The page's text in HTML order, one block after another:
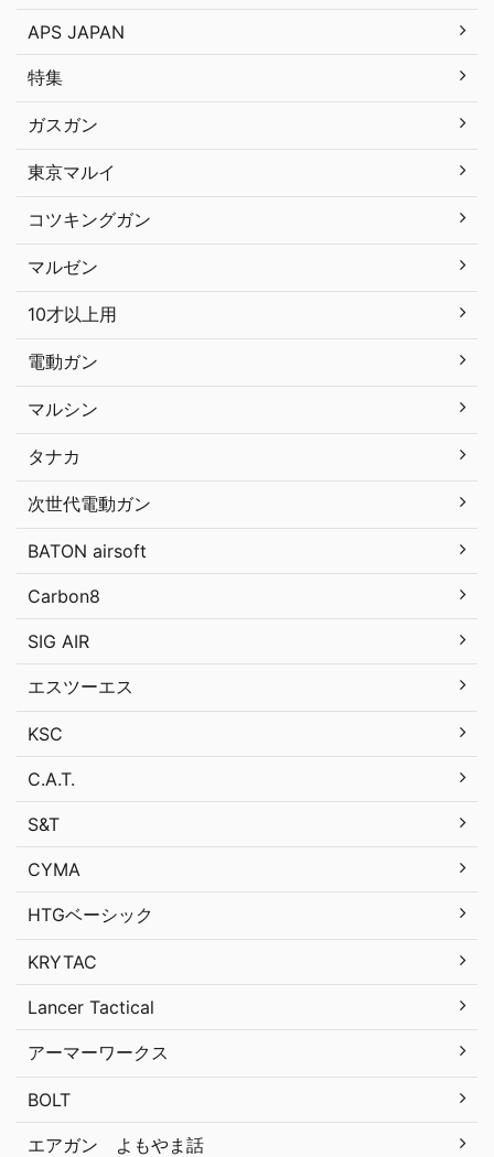
APS JAPAN
特集
ガスガン
東京マルイ
コツキングガン
マルゼン
10才以上用
電動ガン
マルシン
タナカ
次世代電動ガン
BATON airsoft
Carbon8
SIG AIR
エスツーエス
KSC
C.A.T.
S&T
CYMA
HTGベーシック
KRYTAC
Lancer Tactical
アーマーワークス
BOLT
エアガン よもやま話